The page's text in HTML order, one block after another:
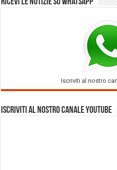
Iscriviti al nostro
Iscriviti al nostro Canale Youtube